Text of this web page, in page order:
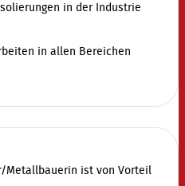
in der Industrie
in allen Bereichen
Metallbauerin ist von Vorteil